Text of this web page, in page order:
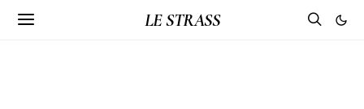
LE STRASS